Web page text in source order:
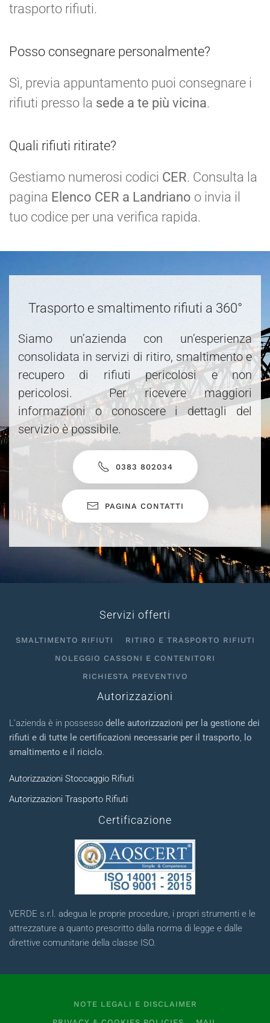
trasporto rifiuti.
Posso consegnare personalmente?
Sì, previa appuntamento puoi consegnare i
rifiuti presso la sede a te più vicina.
Quali rifiuti ritirate?
Gestiamo numerosi codici CER. Consulta la
pagina Elenco CER a Landriano o invia il
tuo codice per una verifica rapida.
Trasporto e smaltimento rifiuti a 360°
Siamo un’azienda con un’esperienza
consolidata in servizi di ritiro, smaltimento e
recupero di rifiuti pericolosi e non
pericolosi. Per ricevere maggiori
informazioni o conoscere i dettagli del
servizio è possibile.
0383 802034
PAGINA CONTATTI
Servizi offerti
SMALTIMENTO RIFIUTI
RITIRO E TRASPORTO RIFIUTI
NOLEGGIO CASSONI E CONTENITORI
RICHIESTA PREVENTIVO
Autorizzazioni
L’azienda è in possesso delle autorizzazioni per la gestione dei
rifiuti e di tutte le certificazioni necessarie per il trasporto, lo
smaltimento e il riciclo.
Autorizzazioni Stoccaggio Rifiuti
Autorizzazioni Trasporto Rifiuti
Certificazione
VERDE s.r.l. adegua le proprie procedure, i propri strumenti e le
attrezzature a quanto prescritto dalla norma di legge e dalle
direttive comunitarie della classe ISO.
NOTE LEGALI E DISCLAIMER